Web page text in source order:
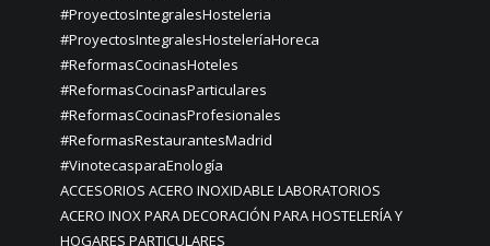
#ProyectosIntegralesHosteleria
#ProyectosIntegralesHosteleríaHoreca
#ReformasCocinasHoteles
#ReformasCocinasParticulares
#ReformasCocinasProfesionales
#ReformasRestaurantesMadrid
#VinotecasparaEnología
ACCESORIOS ACERO INOXIDABLE LABORATORIOS
ACERO INOX PARA DECORACIÓN PARA HOSTELERÍA Y
HOGARES PARTICULARES